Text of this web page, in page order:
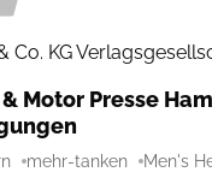
KG
Motor Presse
mehr-tanken Men's